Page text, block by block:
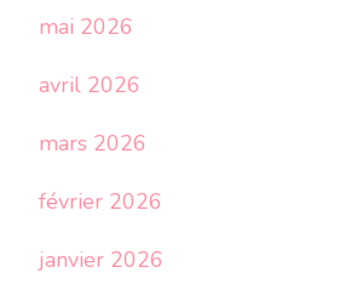
mai 2026
avril 2026
mars 2026
février 2026
janvier 2026